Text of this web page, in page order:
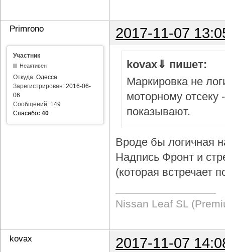
Primrono 2017-11-07
Участник
Неактивен
Откуда: Одесса
Зарегистрирован: 2016-06-
06
Сообщений: 149
Спасибо: 40
kovax⇓ пишет:
Маркировка не
моторному отсеку
показывают.
Вроде бы логичная
Надпись Фронт и
(которая встречает
Nissan Leaf SL
kovax 2017-11-07